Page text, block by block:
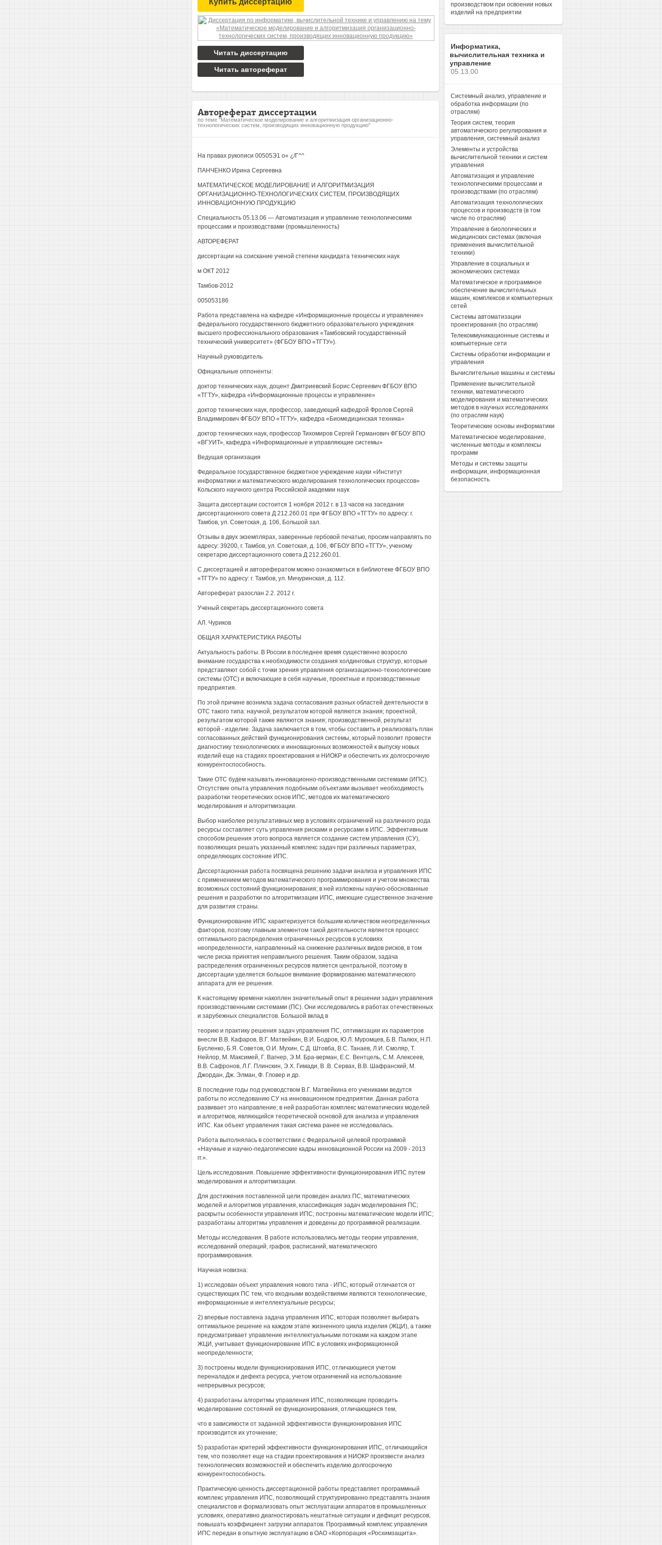
Купить диссертацию
Читать диссертацию
Читать автореферат
Автореферат диссертации
по теме "Математическое моделирование и алгоритмизация организационно-
технологических систем, производящих инновационную продукцию"
На правах рукописи 00505Э1 о« ¿/Г^^
ПАНЧЕНКО Ирина Сергеевна
МАТЕМАТИЧЕСКОЕ МОДЕЛИРОВАНИЕ И АЛГОРИТМИЗАЦИЯ
ОРГАНИЗАЦИОННО-ТЕХНОЛОГИЧЕСКИХ СИСТЕМ, ПРОИЗВОДЯЩИХ
ИННОВАЦИОННУЮ ПРОДУКЦИЮ
Специальность 05.13.06 — Автоматизация и управление технологическими
процессами и производствами (промышленность)
АВТОРЕФЕРАТ
диссертации на соискание ученой степени кандидата технических наук
м ОКТ 2012
Тамбов-2012
005053186
Работа представлена на кафедре «Информационные процессы и управление»
федерального государственного бюджетного образовательного учреждения
высшего профессионального образования «Тамбовский государственный
технический университет» (ФГБОУ ВПО «ТГТУ»).
Научный руководитель
Официальные оппоненты:
доктор технических наук, доцент Дмитриевский Борис Сергеевич ФГБОУ ВПО
«ТГТУ», кафедра «Информационные процессы и управление»
доктор технических наук, профессор, заведующий кафедрой Фролов Сергей
Владимирович ФГБОУ ВПО «ТГТУ», кафедра «Биомедицинская техника»
доктор технических наук, профессор Тихомиров Сергей Германович ФГБОУ ВПО
«ВГУИТ», кафедра «Информационные и управляющие системы»
Ведущая организация
Федеральное государственное бюджетное учреждение науки «Институт
информатики и математического моделирования технологических процессов»
Кольского научного центра Российской академии наук
Защита диссертации состоится 1 ноября 2012 г. в 13 часов на заседании
диссертационного совета Д 212.260.01 при ФГБОУ ВПО «ТГТУ» по адресу: г.
Тамбов, ул. Советская, д. 106, Большой зал.
Отзывы в двух экземплярах, заверенные гербовой печатью, просим направлять по
адресу: 39200, г. Тамбов, ул. Советская, д. 106, ФГБОУ ВПО «ТГТУ», ученому
секретарю диссертационного совета Д 212.260.01.
С диссертацией и авторефератом можно ознакомиться в библиотеке ФГБОУ ВПО
«ТГТУ» по адресу: г. Тамбов, ул. Мичуринская, д. 112.
Автореферат разослан 2.2. 2012 г.
Ученый секретарь диссертационного совета
АЛ. Чуриков
ОБЩАЯ ХАРАКТЕРИСТИКА РАБОТЫ
Актуальность работы. В России в последнее время существенно возросло
внимание государства к необходимости создания холдинговых структур, которые
представляют собой с точки зрения управления организационно-технологические
системы (ОТС) и включающие в себя научные, проектные и производственные
предприятия.
По этой причине возникла задача согласования разных областей деятельности в
ОТС такого типа: научной, результатом которой являются знания; проектной,
результатом которой также являются знания; производственной, результат
которой - изделие. Задача заключается в том, чтобы составить и реализовать план
согласованных действий функционирования системы, который позволит провести
диагностику технологических и инновационных возможностей к выпуску новых
изделий еще на стадиях проектирования и НИОКР и обеспечить их долгосрочную
конкурентоспособность.
Такие ОТС будем называть инновационно-производственными системами (ИПС).
Отсутствие опыта управления подобными объектами вызывает необходимость
разработки теоретических основ ИПС, методов их математического
моделирования и алгоритмизации.
Выбор наиболее результативных мер в условиях ограничений на различного рода
ресурсы составляет суть управления рисками и ресурсами в ИПС. Эффективным
способом решения этого вопроса является создание систем управления (СУ),
позволяющих решать указанный комплекс задач при различных параметрах,
определяющих состояние ИПС.
Диссертационная работа посвящена решению задачи анализа и управления ИПС
с применением методов математического программирования и учетом множества
возможных состояний функционирования; в ней изложены научно-обоснованные
решения и разработки по алгоритмизации ИПС, имеющие существенное значение
для развития страны.
Функционирование ИПС характеризуется большим количеством неопределенных
факторов, поэтому главным элементом такой деятельности является процесс
оптимального распределения ограниченных ресурсов в условиях
неопределенности, направленный на снижение различных видов рисков, в том
числе риска принятия неправильного решения. Таким образом, задача
распределения ограниченных ресурсов является центральной, поэтому в
диссертации уделяется большое внимание формированию математического
аппарата для ее решения.
К настоящему времени накоплен значительный опыт в решении задач управления
производственными системами (ПС). Они исследовались в работах отечественных
и зарубежных специалистов. Большой вклад в
теорию и практику решения задач управления ПС, оптимизации их параметров
внесли В.В. Кафаров, В.Г. Матвейкин, В.И. Бодров, Ю.Л. Муромцев, Б.В. Палюх, Н.П.
Бусленко, Б.Я. Советов, О.И. Мухин, С.Д. Штовба, B.C. Танаев, Л.И. Смоляр, Т.
Нейлор, М. Максимей, Г. Вагнер, Э.М. Бра-верман, Е.С. Вентцель, С.М. Алексеев,
В.В. Сафронов, Л.Г. Плинскин, Э.Х. Гимади, В .В. Сервах, В.В. Шафранский, М.
Джордан, Дж. Элман, Ф. Гловер и др.
В последние годы под руководством В.Г. Матвейкина его учениками ведутся
работы по исследованию СУ на инновационном предприятии. Данная работа
развивает это направление; в ней разработан комплекс математических моделей
и алгоритмов, являющийся теоретической основой для анализа и управления
ИПС. Как объект управления такая система ранее не исследовалась.
Работа выполнялась в соответствии с Федеральной целевой программой
«Научные и научно-педагогические кадры инновационной России на 2009 - 2013
гг.».
Цель исследования. Повышение эффективности функционирования ИПС путем
моделирования и алгоритмизации.
Для достижения поставленной цели проведен анализ ПС, математических
моделей и алгоритмов управления, классификация задач моделирования ПС;
раскрыты особенности управления ИПС; построены математические модели ИПС;
разработаны алгоритмы управления и доведены до программной реализации.
Методы исследования. В работе использовались методы теории управления,
исследований операций, графов, расписаний, математического
программирования.
Научная новизна:
1) исследован объект управления нового типа - ИПС, который отличается от
существующих ПС тем, что входными воздействиями являются технологические,
информационные и интеллектуальные ресурсы;
2) впервые поставлена задача управления ИПС, которая позволяет выбирать
оптимальное решение на каждом этапе жизненного цикла изделия (ЖЦИ), а также
предусматривает управление интеллектуальными потоками на каждом этапе
ЖЦИ, учитывает функционирование ИПС в условиях информационной
неопределенности;
3) построены модели функционирования ИПС, отличающиеся учетом
переналадок и дефекта ресурса, учетом ограничений на использование
непрерывных ресурсов;
4) разработаны алгоритмы управления ИПС, позволяющие проводить
моделирование состояний ее функционирования, отличающиеся тем,
что в зависимости от заданной эффективности функционирования ИПС
производится их уточнение;
5) разработан критерий эффективности функционирования ИПС, отличающийся
тем, что позволяет еще на стадии проектирования и НИОКР произвести анализ
технологических возможностей и обеспечить изделию долгосрочную
конкурентоспособность.
Практическую ценность диссертационной работы представляет программный
комплекс управления ИПС, позволяющий структурированно представлять знания
специалистов и формализовать опыт эксплуатации аппаратов в промышленных
условиях, оперативно диагностировать нештатные ситуации и дефицит ресурсов,
повышать коэффициент загрузки аппаратов. Программный комплекс управления
ИПС передан в опытную эксплуатацию в ОАО «Корпорация «Росхимзащита».
производством при освоении новых
изделий на предприятии
Информатика,
вычислительная техника и
управление
05.13.00
Системный анализ, управление и
обработка информации (по
отраслям)
Теория систем, теория
автоматического регулирования и
управления, системный анализ
Элементы и устройства
вычислительной техники и систем
управления
Автоматизация и управление
технологическими процессами и
производствами (по отраслям)
Автоматизация технологических
процессов и производств (в том
числе по отраслям)
Управление в биологических и
медицинских системах (включая
применения вычислительной
техники)
Управление в социальных и
экономических системах
Математическое и программное
обеспечение вычислительных
машин, комплексов и компьютерных
сетей
Системы автоматизации
проектирования (по отраслям)
Телекоммуникационные системы и
компьютерные сети
Системы обработки информации и
управления
Вычислительные машины и системы
Применение вычислительной
техники, математического
моделирования и математических
методов в научных исследованиях
(по отраслям наук)
Теоретические основы информатики
Математическое моделирование,
численные методы и комплексы
программ
Методы и системы защиты
информации, информационная
безопасность